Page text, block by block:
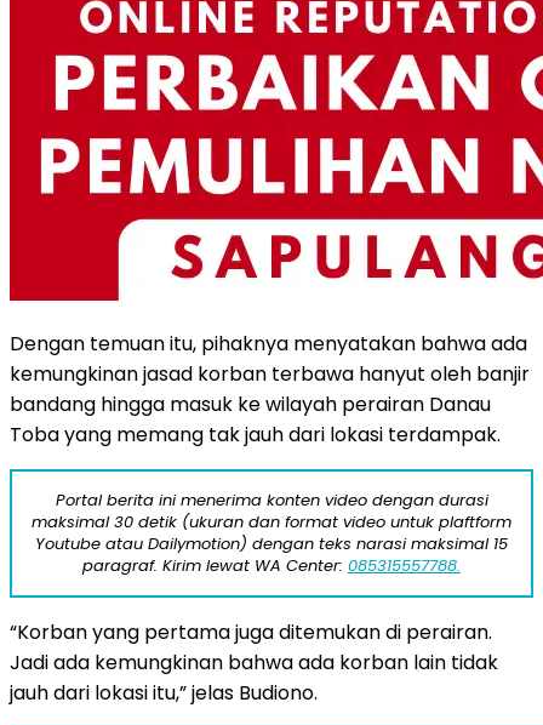
Dengan temuan itu, pihaknya menyatakan bahwa ada
kemungkinan jasad korban terbawa hanyut oleh banjir
bandang hingga masuk ke wilayah perairan Danau
Toba yang memang tak jauh dari lokasi terdampak.
Portal berita ini menerima konten video dengan durasi
maksimal 30 detik (ukuran dan format video untuk plaftform
Youtube atau Dailymotion) dengan teks narasi maksimal 15
paragraf. Kirim lewat WA Center: 085315557788.
“Korban yang pertama juga ditemukan di perairan.
Jadi ada kemungkinan bahwa ada korban lain tidak
jauh dari lokasi itu,” jelas Budiono.